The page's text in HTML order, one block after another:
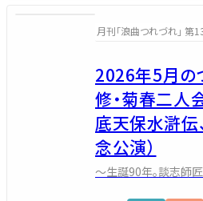
月刊「浪曲つれづれ」 第
2026年5月の
修・菊春二人
底天保水滸伝
念公演）
～生誕90年。談志師